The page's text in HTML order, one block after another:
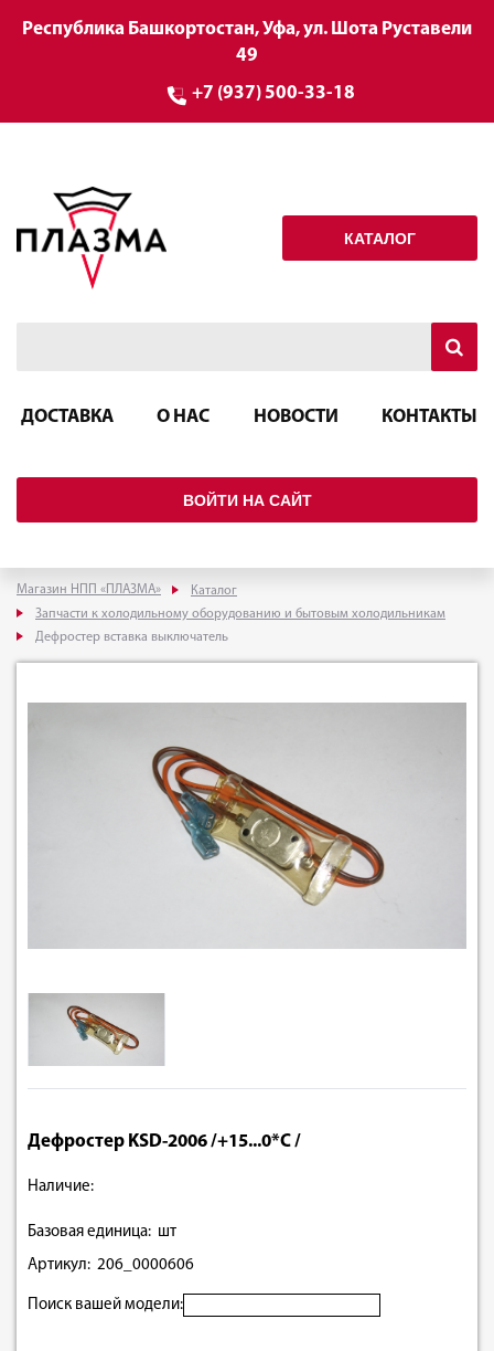
Республика Башкортостан, Уфа, ул. Шота Руставели
49
+7 (937) 500-33-18
КАТАЛОГ
ДОСТАВКА О НАС НОВОСТИ КОНТАКТЫ
ВОЙТИ НА САЙТ
Магазин НПП «ПЛАЗМА»
Каталог
Запчасти к холодильному оборудованию и бытовым холодильникам
Дефростер вставка выключатель
Дефростер KSD-2006 /+15...0*С /
Наличие:
Базовая единица: шт
Артикул: 206_0000606
Поиск вашей модели: